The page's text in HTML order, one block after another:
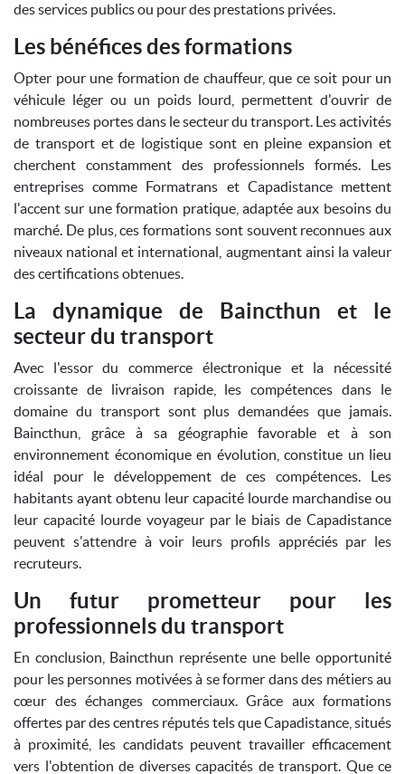
des services publics ou pour des prestations privées.
Les bénéfices des formations
Opter pour une formation de chauffeur, que ce soit pour un
véhicule léger ou un poids lourd, permettent d'ouvrir de
nombreuses portes dans le secteur du transport. Les activités
de transport et de logistique sont en pleine expansion et
cherchent constamment des professionnels formés. Les
entreprises comme Formatrans et Capadistance mettent
l'accent sur une formation pratique, adaptée aux besoins du
marché. De plus, ces formations sont souvent reconnues aux
niveaux national et international, augmentant ainsi la valeur
des certifications obtenues.
La dynamique de Baincthun et le
secteur du transport
Avec l'essor du commerce électronique et la nécessité
croissante de livraison rapide, les compétences dans le
domaine du transport sont plus demandées que jamais.
Baincthun, grâce à sa géographie favorable et à son
environnement économique en évolution, constitue un lieu
idéal pour le développement de ces compétences. Les
habitants ayant obtenu leur capacité lourde marchandise ou
leur capacité lourde voyageur par le biais de Capadistance
peuvent s'attendre à voir leurs profils appréciés par les
recruteurs.
Un futur prometteur pour les
professionnels du transport
En conclusion, Baincthun représente une belle opportunité
pour les personnes motivées à se former dans des métiers au
cœur des échanges commerciaux. Grâce aux formations
offertes par des centres réputés tels que Capadistance, situés
à proximité, les candidats peuvent travailler efficacement
vers l'obtention de diverses capacités de transport. Que ce